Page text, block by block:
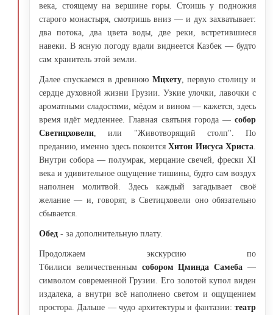
века, стоящему на вершине горы. Стоишь у подножия
старого монастыря, смотришь вниз — и дух захватывает:
два потока, два цвета воды, две реки, встретившиеся
навеки. В ясную погоду вдали виднеется Казбек — будто
сам хранитель этой земли.
Далее спускаемся в древнюю Мцхету, первую столицу и
сердце духовной жизни Грузии. Узкие улочки, лавочки с
ароматными сладостями, мёдом и вином — кажется, здесь
время идёт медленнее. Главная святыня города — собор
Светицховели , или "Животворящий столп". По
преданию, именно здесь покоитсяХитон Иисуса Христа
Внутри собора — полумрак, мерцание свечей, фрески XI
века и удивительное ощущение тишины, будто сам воздух
наполнен молитвой. Здесь каждый загадывает своё
желание — и, говорят, в Светицховели оно обязательно
сбывается.
Обед - за дополнительную плату.
Продолжаем экскурсию по
Тбилиси величественным собором Цминда Самеба —
символом современной Грузии. Его золотой купол виден
издалека, а внутри всё наполнено светом и ощущением
простора. Дальше — чудо архитектуры и фантазии: театр